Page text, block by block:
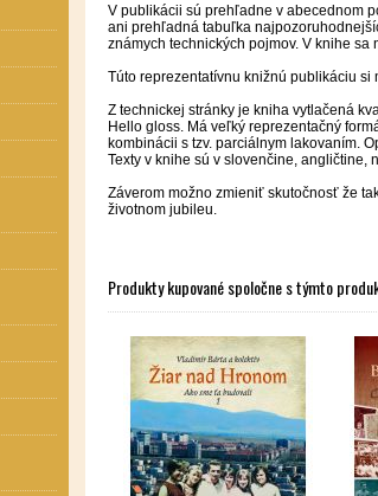
V publikácii sú prehľadne v abecednom
ani prehľadná tabuľka
známych technických pojmov. V knihe
Túto reprezentatívnu knižnú publikáciu
Z technickej stránky je kniha vytlačená
Hello gloss. Má veľký reprezentačný
kombinácii s tzv. parciálnym lakovaním.
Texty v knihe sú v slovenčine, angličtine,
Záverom možno zmieniť skutočnosť že
životnom jubileu.
Produkty kupované spoločne s týmto